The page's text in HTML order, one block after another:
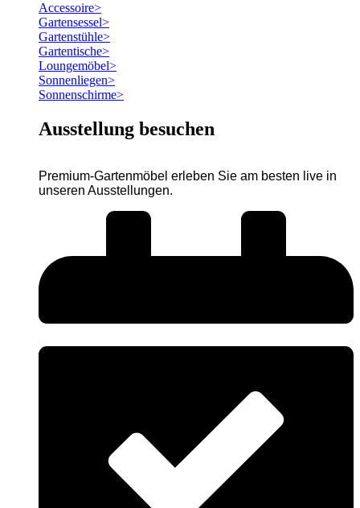
Accessoire>
Gartensessel>
Gartenstühle>
Gartentische>
Loungemöbel>
Sonnenliegen>
Sonnenschirme>
Ausstellung besuchen
Premium-Gartenmöbel erleben Sie am besten live in
unseren Ausstellungen.